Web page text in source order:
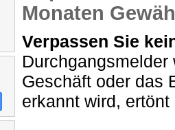
Monaten
Verpassen Sie
Geschäft oder das
erkannt wird,